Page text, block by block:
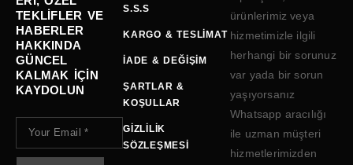
TEKLIFLER VE
HABERLER
HAKKINDA
GÜNCEL
KALMAK IÇIN
KAYDOLUN
S.S.S
KARGO & TESLIMAT
İADE & DEĞIŞIM
ŞARTLAR &
KOŞULLAR
GIZLILIK
SÖZLEŞMESI
ürünlerimiz veya
hizmetimizle ilgili
herhangi bir sorunuz
var yada bir sorun
yaşıyorsanız
Whatsapp aracılığı
ile uzman müşteri
hizmetlerimizden